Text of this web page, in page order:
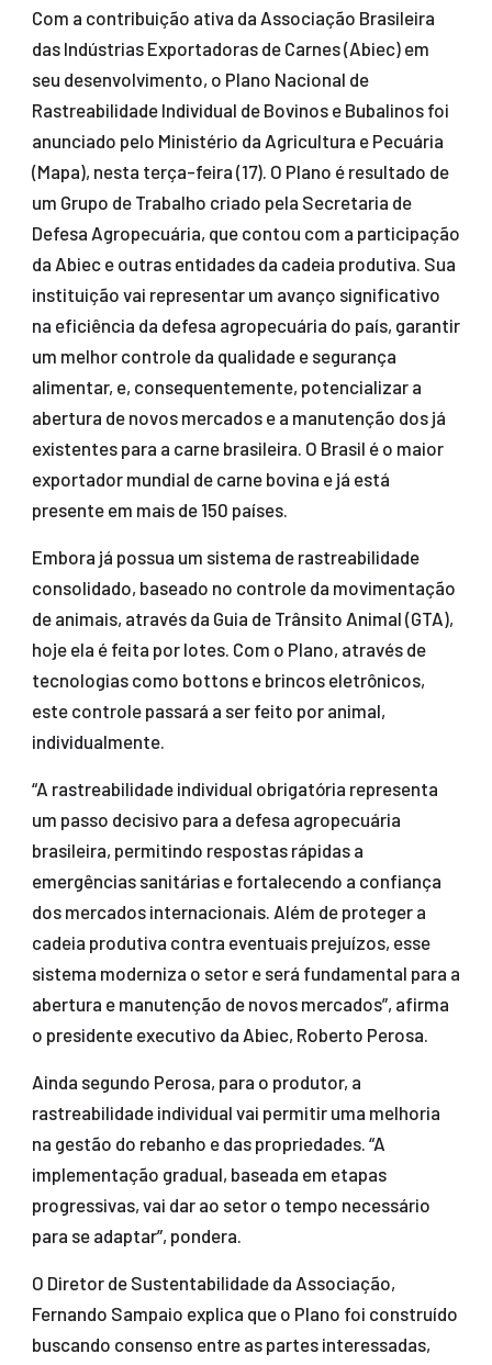
Com a contribuição ativa da Associação Brasileira
das Indústrias Exportadoras de Carnes (Abiec) em
seu desenvolvimento, o Plano Nacional de
Rastreabilidade Individual de Bovinos e Bubalinos foi
anunciado pelo Ministério da Agricultura e Pecuária
(Mapa), nesta terça-feira (17). O Plano é resultado de
um Grupo de Trabalho criado pela Secretaria de
Defesa Agropecuária, que contou com a participação
da Abiec e outras entidades da cadeia produtiva. Sua
instituição vai representar um avanço significativo
na eficiência da defesa agropecuária do país, garantir
um melhor controle da qualidade e segurança
alimentar, e, consequentemente, potencializar a
abertura de novos mercados e a manutenção dos já
existentes para a carne brasileira. O Brasil é o maior
exportador mundial de carne bovina e já está
presente em mais de 150 países.
Embora já possua um sistema de rastreabilidade
consolidado, baseado no controle da movimentação
de animais, através da Guia de Trânsito Animal (GTA),
hoje ela é feita por lotes. Com o Plano, através de
tecnologias como bottons e brincos eletrônicos,
este controle passará a ser feito por animal,
individualmente.
“A rastreabilidade individual obrigatória representa
um passo decisivo para a defesa agropecuária
brasileira, permitindo respostas rápidas a
emergências sanitárias e fortalecendo a confiança
dos mercados internacionais. Além de proteger a
cadeia produtiva contra eventuais prejuízos, esse
sistema moderniza o setor e será fundamental para a
abertura e manutenção de novos mercados”, afirma
o presidente executivo da Abiec, Roberto Perosa.
Ainda segundo Perosa, para o produtor, a
rastreabilidade individual vai permitir uma melhoria
na gestão do rebanho e das propriedades. “A
implementação gradual, baseada em etapas
progressivas, vai dar ao setor o tempo necessário
para se adaptar”, pondera.
O Diretor de Sustentabilidade da Associação,
Fernando Sampaio explica que o Plano foi construído
buscando consenso entre as partes interessadas,